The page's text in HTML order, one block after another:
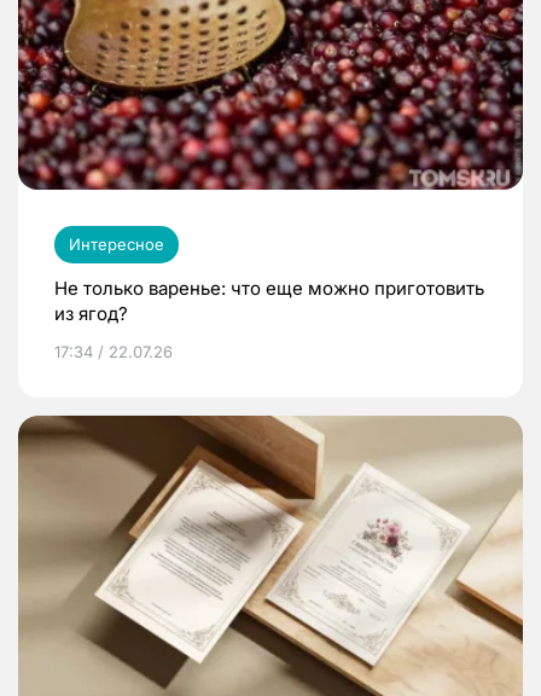
Интересное
Не только варенье: что еще можно приготовить
из ягод?
17:34 / 22.07.26